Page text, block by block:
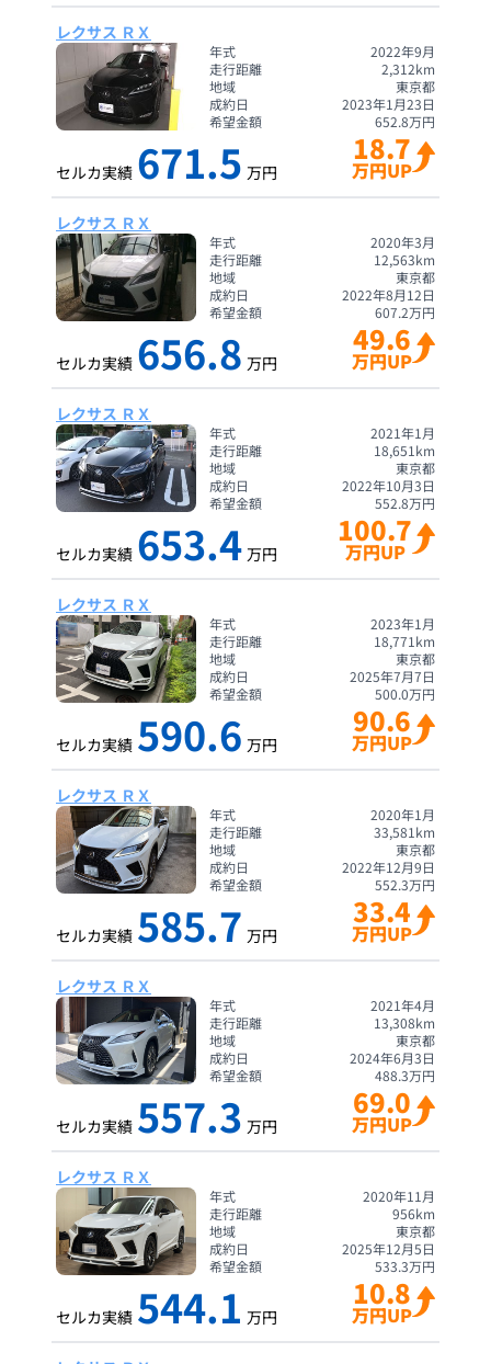
レクサス ＲＸ
年式
2022年9月
走行距離
2,312km
地域
東京都
成約日
2023年1月23日
希望金額
652.8万円
セルカ実績 671.5 万円
18.7
万円UP
レクサス ＲＸ
年式
2020年3月
走行距離
12,563km
地域
東京都
成約日
2022年8月12日
希望金額
607.2万円
セルカ実績 656.8 万円
49.6
万円UP
レクサス ＲＸ
年式
2021年1月
走行距離
18,651 km
地域
東京都
成約日
2022年10月3日
希望金額
552.8万円
セルカ実績 653.4 万円
100.7
万円UP
レクサス ＲＸ
年式
2023年1月
走行距離
18,771 km
地域
東京都
成約日
2025年7月7日
希望金額
500.0万円
セルカ実績 590.6 万円
90.6
万円UP
レクサス ＲＸ
年式
2020年1月
走行距離
33,581 km
地域
東京都
成約日
2022年12月9日
希望金額
552.3万円
セルカ実績 585.7 万円
33.4
万円UP
レクサス ＲＸ
年式
2021年4月
走行距離
13,308km
地域
東京都
成約日
2024年6月3日
希望金額
488.3万円
セルカ実績 557.3 万円
69.0
万円UP
レクサス ＲＸ
年式
2020年11月
走行距離
956km
地域
東京都
成約日
2025年12月5日
希望金額
533.3万円
セルカ実績 544.1 万円
10.8
万円UP